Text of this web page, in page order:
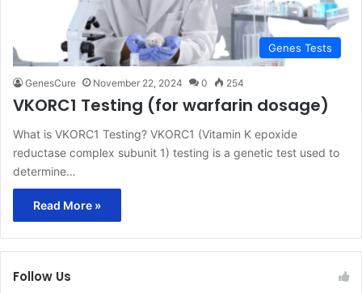
Genes Tests
GenesCure November 22, 2024 0 254
VKORC1 Testing (for warfarin dosage)
What is VKORC1 Testing? VKORC1 (Vitamin K epoxide
reductase complex subunit 1) testing is a genetic test used to
determine…
Read More »
Follow Us